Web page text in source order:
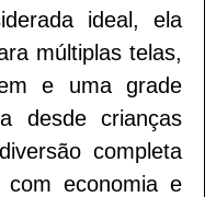
ideal, ela
múltiplas telas,
e uma grade
desde crianças
completa
com economia e